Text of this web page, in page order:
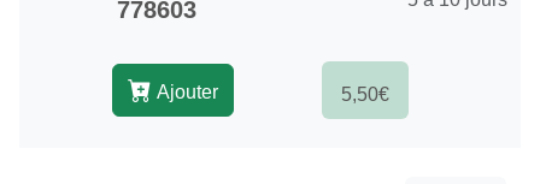
778603
5,50€
Ajouter